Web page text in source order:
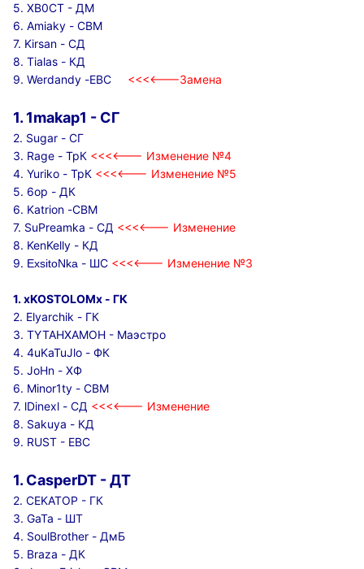
5. XB0CT - ДМ
6. Amiaky - СВМ
7. Kirsan - СД
8. Tialas - КД
9. Werdandy -ЕВС
<<<<---Замена
1. 1makap1 - СГ
2. Sugar - СГ
3. Rage - ТрК <<<<--- Изменение №4
4. Yuriko - ТрК <<<<--- Изменение №5
5. 6op - ДК
6. Katrion -СВМ
7. SuPreamka - СД <<<<--- Изменение
8. KenKelly - КД
9. ExsitoNka - ШС <<<<--- Изменение №3
1. xKOSTOLOMx - ГК
2. Elyarchik - ГК
3. TYTAHXAMOH - Маэстро
4. 4uKaTuJlo - ФК
5. JoHn - ХФ
6. Minor1ty - СВМ
7. lDinexl - СД <<<<--- Изменение
8. Sakuya - КД
9. RUST - ЕВС
1. CasperDT - ДТ
2. CEKATOP - ГК
3. GaTa - ШТ
4. SoulBrother - ДмБ
5. Braza - ДК